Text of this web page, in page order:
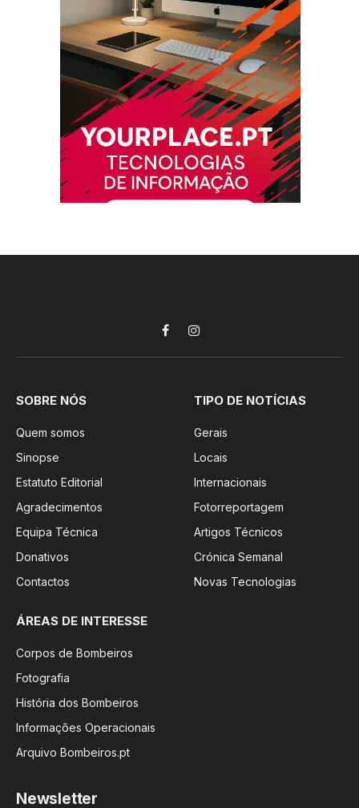
FacebookInstagram
SOBRE NÓS
Quem somos
Sinopse
Estatuto Editorial
Agradecimentos
Equipa Técnica
Donativos
Contactos
TIPO DE NOTÍCIAS
Gerais
Locais
Internacionais
Fotorreportagem
Artigos Técnicos
Crónica Semanal
Novas Tecnologias
ÁREAS DE INTERESSE
Corpos de Bombeiros
Fotografia
História dos Bombeiros
Informações Operacionais
Arquivo Bombeiros.pt
Newsletter